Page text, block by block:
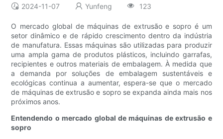
2024-11-07 Yunfeng 123
O mercado global de máquinas de extrusão e sopro é um
setor dinâmico e de rápido crescimento dentro da indústria
de manufatura. Essas máquinas são utilizadas para produzir
uma ampla gama de produtos plásticos, incluindo garrafas,
recipientes e outros materiais de embalagem. À medida que
a demanda por soluções de embalagem sustentáveis ​​e
ecológicas continua a aumentar, espera-se que o mercado
de máquinas de extrusão e sopro se expanda ainda mais nos
próximos anos.
Entendendo o mercado global de máquinas de extrusão e
sopro